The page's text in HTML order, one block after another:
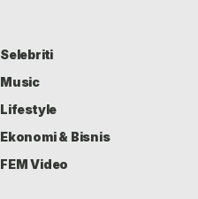
Selebriti
Music
Lifestyle
Ekonomi & Bisnis
FEM Video